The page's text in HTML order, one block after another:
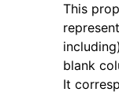
This
blank
It